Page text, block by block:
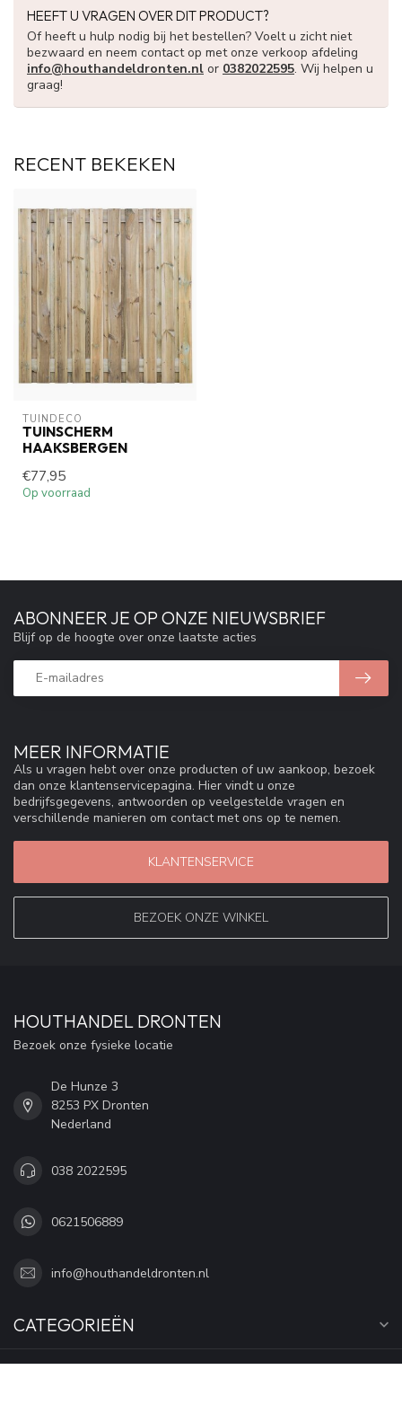
HEEFT U VRAGEN OVER DIT PRODUCT?
Of heeft u hulp nodig bij het bestellen? Voelt u zicht niet
bezwaard en neem contact op met onze verkoop afdeling
info@houthandeldronten.nl or 0382022595. Wij helpen u
graag!
RECENT BEKEKEN
TUINDECO
TUINSCHERM
HAAKSBERGEN
€77,95
Op voorraad
MEER INFORMATIE
Als u vragen hebt over onze producten of uw aankoop, bezoek
dan onze klantenservicepagina. Hier vindt u onze
bedrijfsgegevens, antwoorden op veelgestelde vragen en
verschillende manieren om contact met ons op te nemen.
KLANTENSERVICE
BEZOEK ONZE WINKEL
ABONNEER JE OP ONZE NIEUWSBRIEF
Blijf op de hoogte over onze laatste acties
HOUTHANDEL DRONTEN
Bezoek onze fysieke locatie
De Hunze 3
8253 PX Dronten
Nederland
038 2022595
0621506889
info@houthandeldronten.nl
CATEGORIEËN